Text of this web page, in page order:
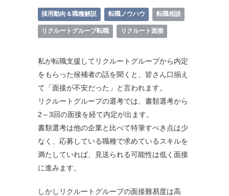
採用動向＆職種解説 転職ノウハウ 転職相談
リクルートグループ転職 リクルート面接
私が転職支援してリクルートグループから内定
をもらった候補者の話を聞くと、皆さん口揃え
て「面接が不安だった」と言われます。
リクルートグループの選考では、書類選考から
2～3回の面接を経て内定が出ます。
書類選考は他の企業と比べて特筆すべき点は少
なく、応募している職種で求めているスキルを
満たしていれば、見送られる可能性は低く面接
に進みます。
しかしリクルートグループの面接難易度は高